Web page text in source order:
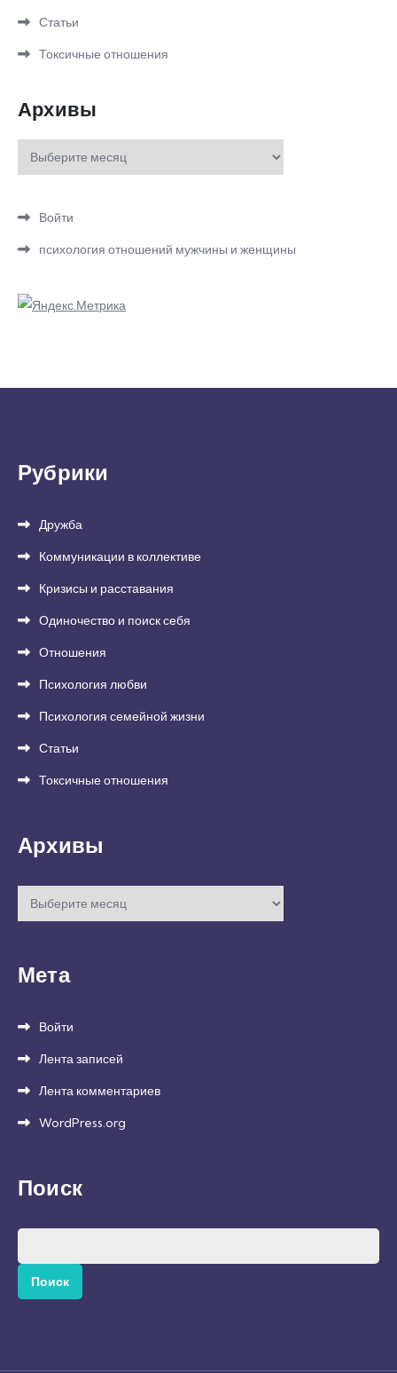
Статьи
Токсичные отношения
Архивы
Архивы
Войти
психология отношений мужчины и женщины
Рубрики
Дружба
Коммуникации в коллективе
Кризисы и расставания
Одиночество и поиск себя
Отношения
Психология любви
Психология семейной жизни
Статьи
Токсичные отношения
Архивы
Архивы
Мета
Войти
Лента записей
Лента комментариев
WordPress.org
Поиск